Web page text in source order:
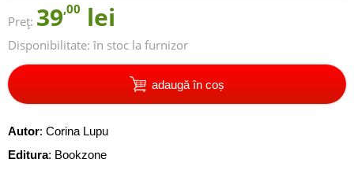
Preț: 39,00 lei
Disponibilitate: în stoc la furnizor
adaugă în coș
Autor: Corina Lupu
Editura: Bookzone